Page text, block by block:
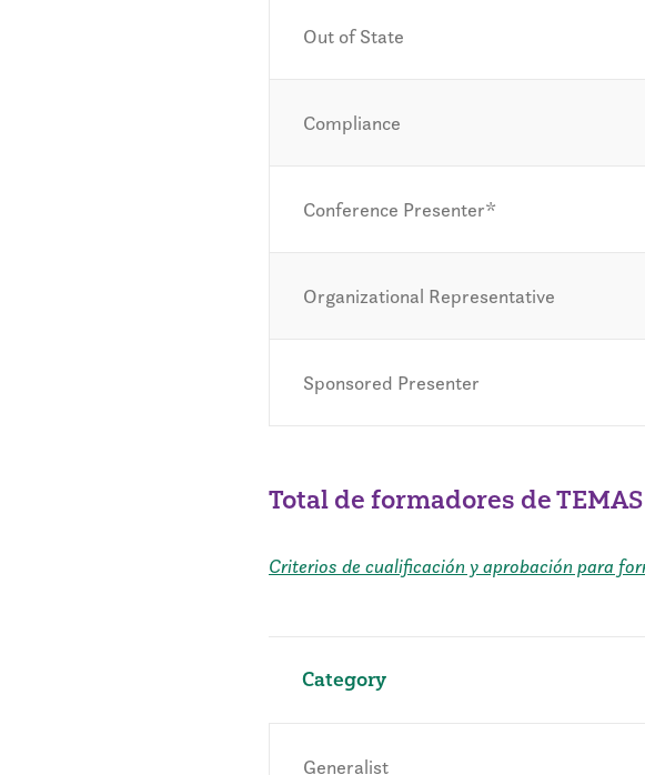
Out of State
Compliance
Conference Presenter*
Organizational Representative
Sponsored Presenter
Total de formadores de TEMAS
Criterios de cualificación y aprobación para
Category
Generalist